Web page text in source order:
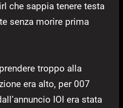
che sappia tenere testa
senza morire prima
troppo alla
era alto, per 007
IOI era stata